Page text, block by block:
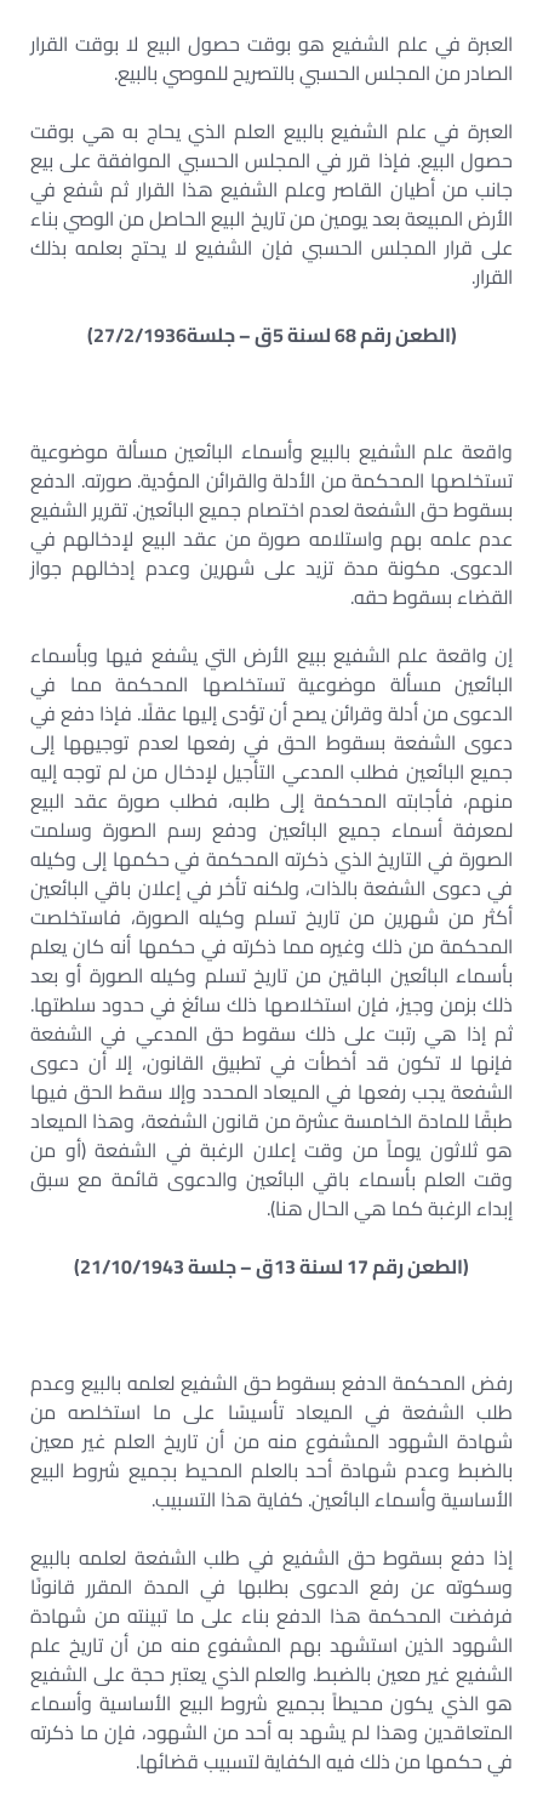
العبرة في علم الشفيع هو بوقت حصول البيع لا بوقت القرار
الصادر من المجلس الحسبي بالتصريح للموصي بالبيع.
العبرة في علم الشفيع بالبيع العلم الذي يحاج به هي بوقت
حصول البيع. فإذا قرر في المجلس الحسبي الموافقة على بيع
جانب من أطيان القاصر وعلم الشفيع هذا القرار ثم شفع في
الأرض المبيعة بعد يومين من تاريخ البيع الحاصل من الوصي بناء
على قرار المجلس الحسبي فإن الشفيع لا يحتج بعلمه بذلك
القرار.
(الطعن رقم 68 لسنة 5ق – جلسة27/2/1936)
واقعة علم الشفيع بالبيع وأسماء البائعين مسألة موضوعية
تستخلصها المحكمة من الأدلة والقرائن المؤدية. صورته. الدفع
بسقوط حق الشفعة لعدم اختصام جميع البائعين. تقرير الشفيع
عدم علمه بهم واستلامه صورة من عقد البيع لإدخالهم في
الدعوى. مكونة مدة تزيد على شهرين وعدم إدخالهم جواز
القضاء بسقوط حقه.
إن واقعة علم الشفيع ببيع الأرض التي يشفع فيها وبأسماء
البائعين مسألة موضوعية تستخلصها المحكمة مما في
الدعوى من أدلة وقرائن يصح أن تؤدى إليها عقلًا. فإذا دفع في
دعوى الشفعة بسقوط الحق في رفعها لعدم توجيهها إلى
جميع البائعين فطلب المدعي التأجيل لإدخال من لم توجه إليه
منهم، فأجابته المحكمة إلى طلبه، فطلب صورة عقد البيع
لمعرفة أسماء جميع البائعين ودفع رسم الصورة وسلمت
الصورة في التاريخ الذي ذكرته المحكمة في حكمها إلى وكيله
في دعوى الشفعة بالذات، ولكنه تأخر في إعلان باقي البائعين
أكثر من شهرين من تاريخ تسلم وكيله الصورة، فاستخلصت
المحكمة من ذلك وغيره مما ذكرته في حكمها أنه كان يعلم
بأسماء البائعين الباقين من تاريخ تسلم وكيله الصورة أو بعد
ذلك بزمن وجيز، فإن استخلاصها ذلك سائغ في حدود سلطتها.
ثم إذا هي رتبت على ذلك سقوط حق المدعي في الشفعة
فإنها لا تكون قد أخطأت في تطبيق القانون، إلا أن دعوى
الشفعة يجب رفعها في الميعاد المحدد وإلا سقط الحق فيها
طبقًا للمادة الخامسة عشرة من قانون الشفعة، وهذا الميعاد
هو ثلاثون يوماً من وقت إعلان الرغبة في الشفعة (أو من
وقت العلم بأسماء باقي البائعين والدعوى قائمة مع سبق
إبداء الرغبة كما هي الحال هنا).
(الطعن رقم 17 لسنة 13ق – جلسة 21/10/1943)
رفض المحكمة الدفع بسقوط حق الشفيع لعلمه بالبيع وعدم
طلب الشفعة في الميعاد تأسيسًا على ما استخلصه من
شهادة الشهود المشفوع منه من أن تاريخ العلم غير معين
بالضبط وعدم شهادة أحد بالعلم المحيط بجميع شروط البيع
الأساسية وأسماء البائعين. كفاية هذا التسبيب.
إذا دفع بسقوط حق الشفيع في طلب الشفعة لعلمه بالبيع
وسكوته عن رفع الدعوى بطلبها في المدة المقرر قانونًا
فرفضت المحكمة هذا الدفع بناء على ما تبينته من شهادة
الشهود الذين استشهد بهم المشفوع منه من أن تاريخ علم
الشفيع غير معين بالضبط. والعلم الذي يعتبر حجة على الشفيع
هو الذي يكون محيطاً بجميع شروط البيع الأساسية وأسماء
المتعاقدين وهذا لم يشهد به أحد من الشهود، فإن ما ذكرته
في حكمها من ذلك فيه الكفاية لتسبيب قضائها.